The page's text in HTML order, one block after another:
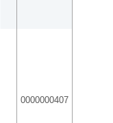
0000000407